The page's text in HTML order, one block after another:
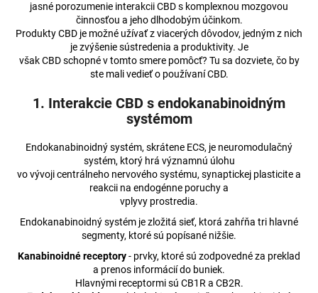
jasné porozumenie interakcii CBD s komplexnou mozgovou
činnosťou a jeho dlhodobým účinkom.
Produkty CBD je možné užívať z viacerých dôvodov, jedným z nich
je zvýšenie sústredenia a produktivity. Je
však CBD schopné v tomto smere pomôcť? Tu sa dozviete, čo by
ste mali vedieť o používaní CBD.
1. Interakcie CBD s endokanabinoidným
systémom
Endokanabinoidný systém, skrátene ECS, je neuromodulačný
systém, ktorý hrá významnú úlohu
vo vývoji centrálneho nervového systému, synaptickej plasticite a
reakcii na endogénne poruchy a
vplyvy prostredia.
Endokanabinoidný systém je zložitá sieť, ktorá zahŕňa tri hlavné
segmenty, ktoré sú popísané nižšie.
Kanabinoidné receptory- prvky, ktoré sú zodpovedné za preklad
a prenos informácií do buniek.
Hlavnými receptormi sú CB1R a CB2R.
u
e
s
?
HĽADAŤ